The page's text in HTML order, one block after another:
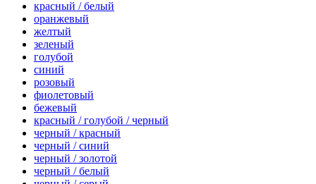
красный / белый
оранжевый
желтый
зеленый
голубой
синий
розовый
фиолетовый
бежевый
красный / голубой / черный
черный / красный
черный / синий
черный / золотой
черный / белый